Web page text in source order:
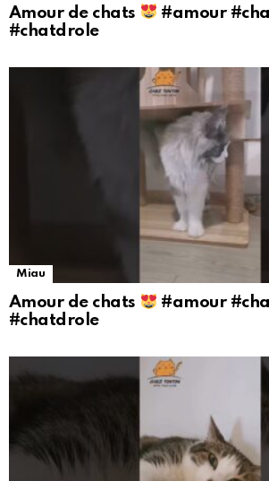
Amour de chats
#amour
#chatdrole
Miau
Amour de chats
#amour
#chatdrole